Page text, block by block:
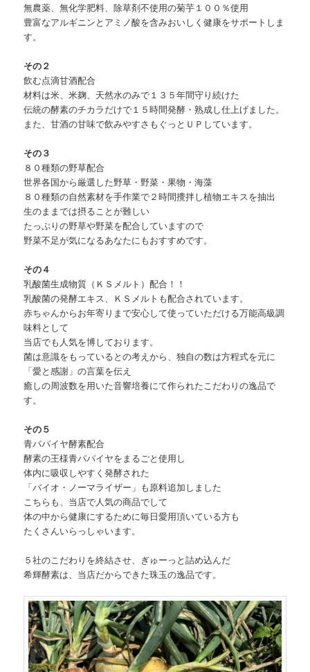
無農薬、無化学肥料、除草剤不使用の菊芋１００％使用
豊富なアルギニンとアミノ酸を含みおいしく健康をサポートしま
す。
その２
飲む点滴甘酒配合
材料は米、米麹、天然水のみで１３５年間守り続けた
伝統の酵素のチカラだけで１５時間発酵・熟成し仕上げました。
また、甘酒の甘味で飲みやすさもぐっとＵＰしています。
その３
８０種類の野草配合
世界各国から厳選した野草・野菜・果物・海藻
８０種類の自然素材を手作業で２時間攪拌し植物エキスを抽出
生のままでは摂ることが難しい
たっぷりの野草や野菜を配合していますので
野菜不足が気になるあなたにもおすすめです。
その４
乳酸菌生成物質（ＫＳメルト）配合！！
乳酸菌の発酵エキス、ＫＳメルトも配合されています。
赤ちゃんからお年寄りまで安心して使っていただける万能高級調
味料として
当店でも人気を博しております。
菌は意識をもっているとの考えから、独自の数は方程式を元に
「愛と感謝」の言葉を伝え
癒しの周波数を用いた音響培養にて作られたこだわりの逸品で
す。
その５
青パパイヤ酵素配合
酵素の王様青パパイヤをまるごと使用し
体内に吸収しやすく発酵された
「バイオ・ノーマライザー」も原料追加しました
こちらも、当店で人気の商品でして
体の中から健康にするために毎日愛用頂いている方も
たくさんいらっしゃいます。
５社のこだわりを終結させ、ぎゅーっと詰め込んだ
希輝酵素は、当店だからできた珠玉の逸品です。